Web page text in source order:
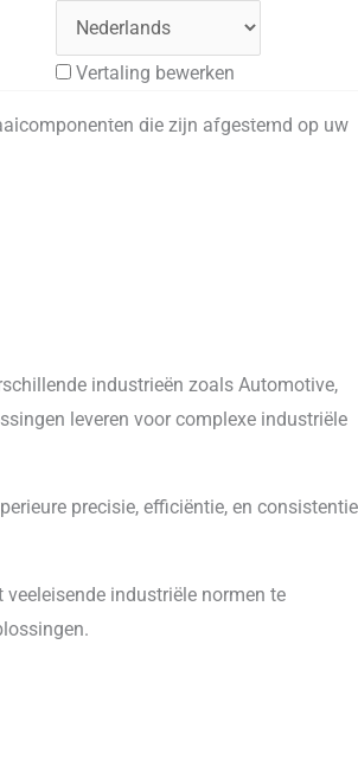
Vertaling bewerken
die zijn afgestemd op uw
industrieën zoals Automotive,
leveren voor complexe industriële
precisie, efficiëntie, en consistentie
industriële normen te